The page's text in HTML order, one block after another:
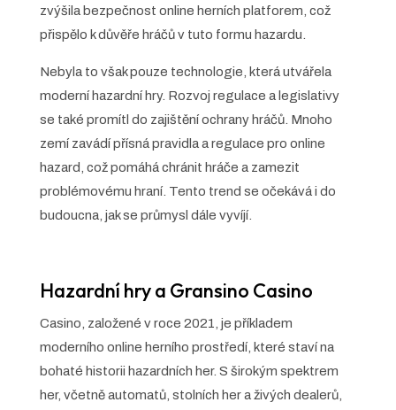
zvýšila bezpečnost online herních platforem, což
přispělo k důvěře hráčů v tuto formu hazardu.
Nebyla to však pouze technologie, která utvářela
moderní hazardní hry. Rozvoj regulace a legislativy
se také promítl do zajištění ochrany hráčů. Mnoho
zemí zavádí přísná pravidla a regulace pro online
hazard, což pomáhá chránit hráče a zamezit
problémovému hraní. Tento trend se očekává i do
budoucna, jak se průmysl dále vyvíjí.
Hazardní hry a Gransino Casino
Casino, založené v roce 2021, je příkladem
moderního online herního prostředí, které staví na
bohaté historii hazardních her. S širokým spektrem
her, včetně automatů, stolních her a živých dealerů,